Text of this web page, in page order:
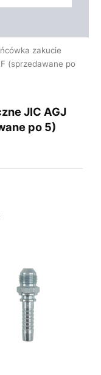
zakucie
(sprzedawane po
JIC AGJ
po 5)